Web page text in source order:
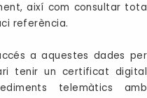
així com consultar tota
referència.
a aquestes dades per
tenir un certificat digital
telemàtics amb